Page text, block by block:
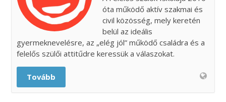
óta működő aktív szakmai és
civil közösség, mely keretén
belül az ideális
gyermeknevelésre, az „elég jól” működő családra és a
felelős szülői attitűdre keressük a válaszokat.
Tovább